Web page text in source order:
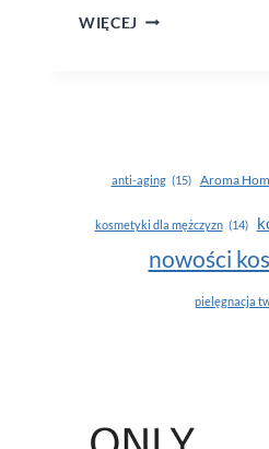
WIĘCEJ KOLACJA
anti-aging (15) Aroma
kosmetyki dla mężczyzn (14)
nowości
pielęgnacja